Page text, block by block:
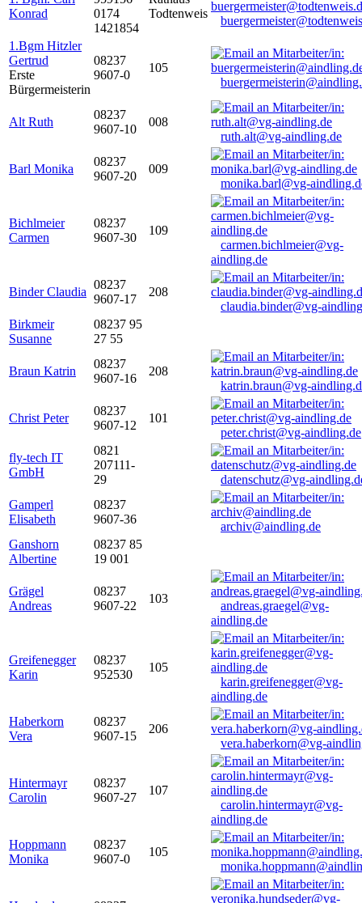
Konrad
0174
1421854
Todtenweis
1.Bgm Hitzler
Gertrud
Erste
Bürgermeisterin
08237
9607-0
105
Alt Ruth
08237
9607-10
008
ruth.alt@vg-aindling.de
Barl Monika
08237
9607-20
009
monika.barl@vg-
Bichlmeier
Carmen
08237
9607-30
109
carmen.bichlmeier@vg-
aindling.de
Binder Claudia
08237
9607-17
208
claudia.binder@vg-
Birkmeir
Susanne
08237 95
27 55
Braun Katrin
08237
9607-16
208
katrin.braun@vg-
Christ Peter
08237
9607-12
101
peter.christ@vg-aindling.de
fly-tech IT
GmbH
0821
207111-
29
datenschutz@vg-
Gamperl
Elisabeth
08237
9607-36
archiv@aindling.de
Ganshorn
Albertine
08237 85
19 001
Grägel
Andreas
08237
9607-22
103
andreas.graegel@vg-
aindling.de
Greifenegger
Karin
08237
952530
105
karin.greifenegger@vg-
aindling.de
Haberkorn
Vera
08237
9607-15
206
vera.haberkorn@vg-
Hintermayr
Carolin
08237
9607-27
107
carolin.hintermayr@vg-
aindling.de
Hoppmann
Monika
08237
9607-0
105